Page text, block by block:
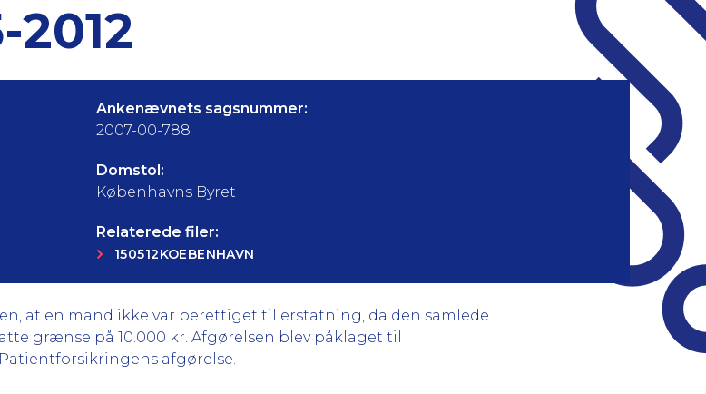
2012
Ankenævnets sagsnummer:
2007-00-788
Domstol:
Københavns Byret
Relaterede filer:
150512KOEBENHAVN
at en mand ikke var berettiget til erstatning, da den samlede
grænse på 10.000 kr. Afgørelsen blev påklaget til
afgørelse.